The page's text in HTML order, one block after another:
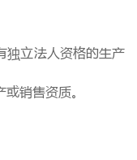
独立法人资格的生产
销售资质。